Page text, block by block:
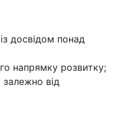
досвідом понад
напрямку розвитку;
від